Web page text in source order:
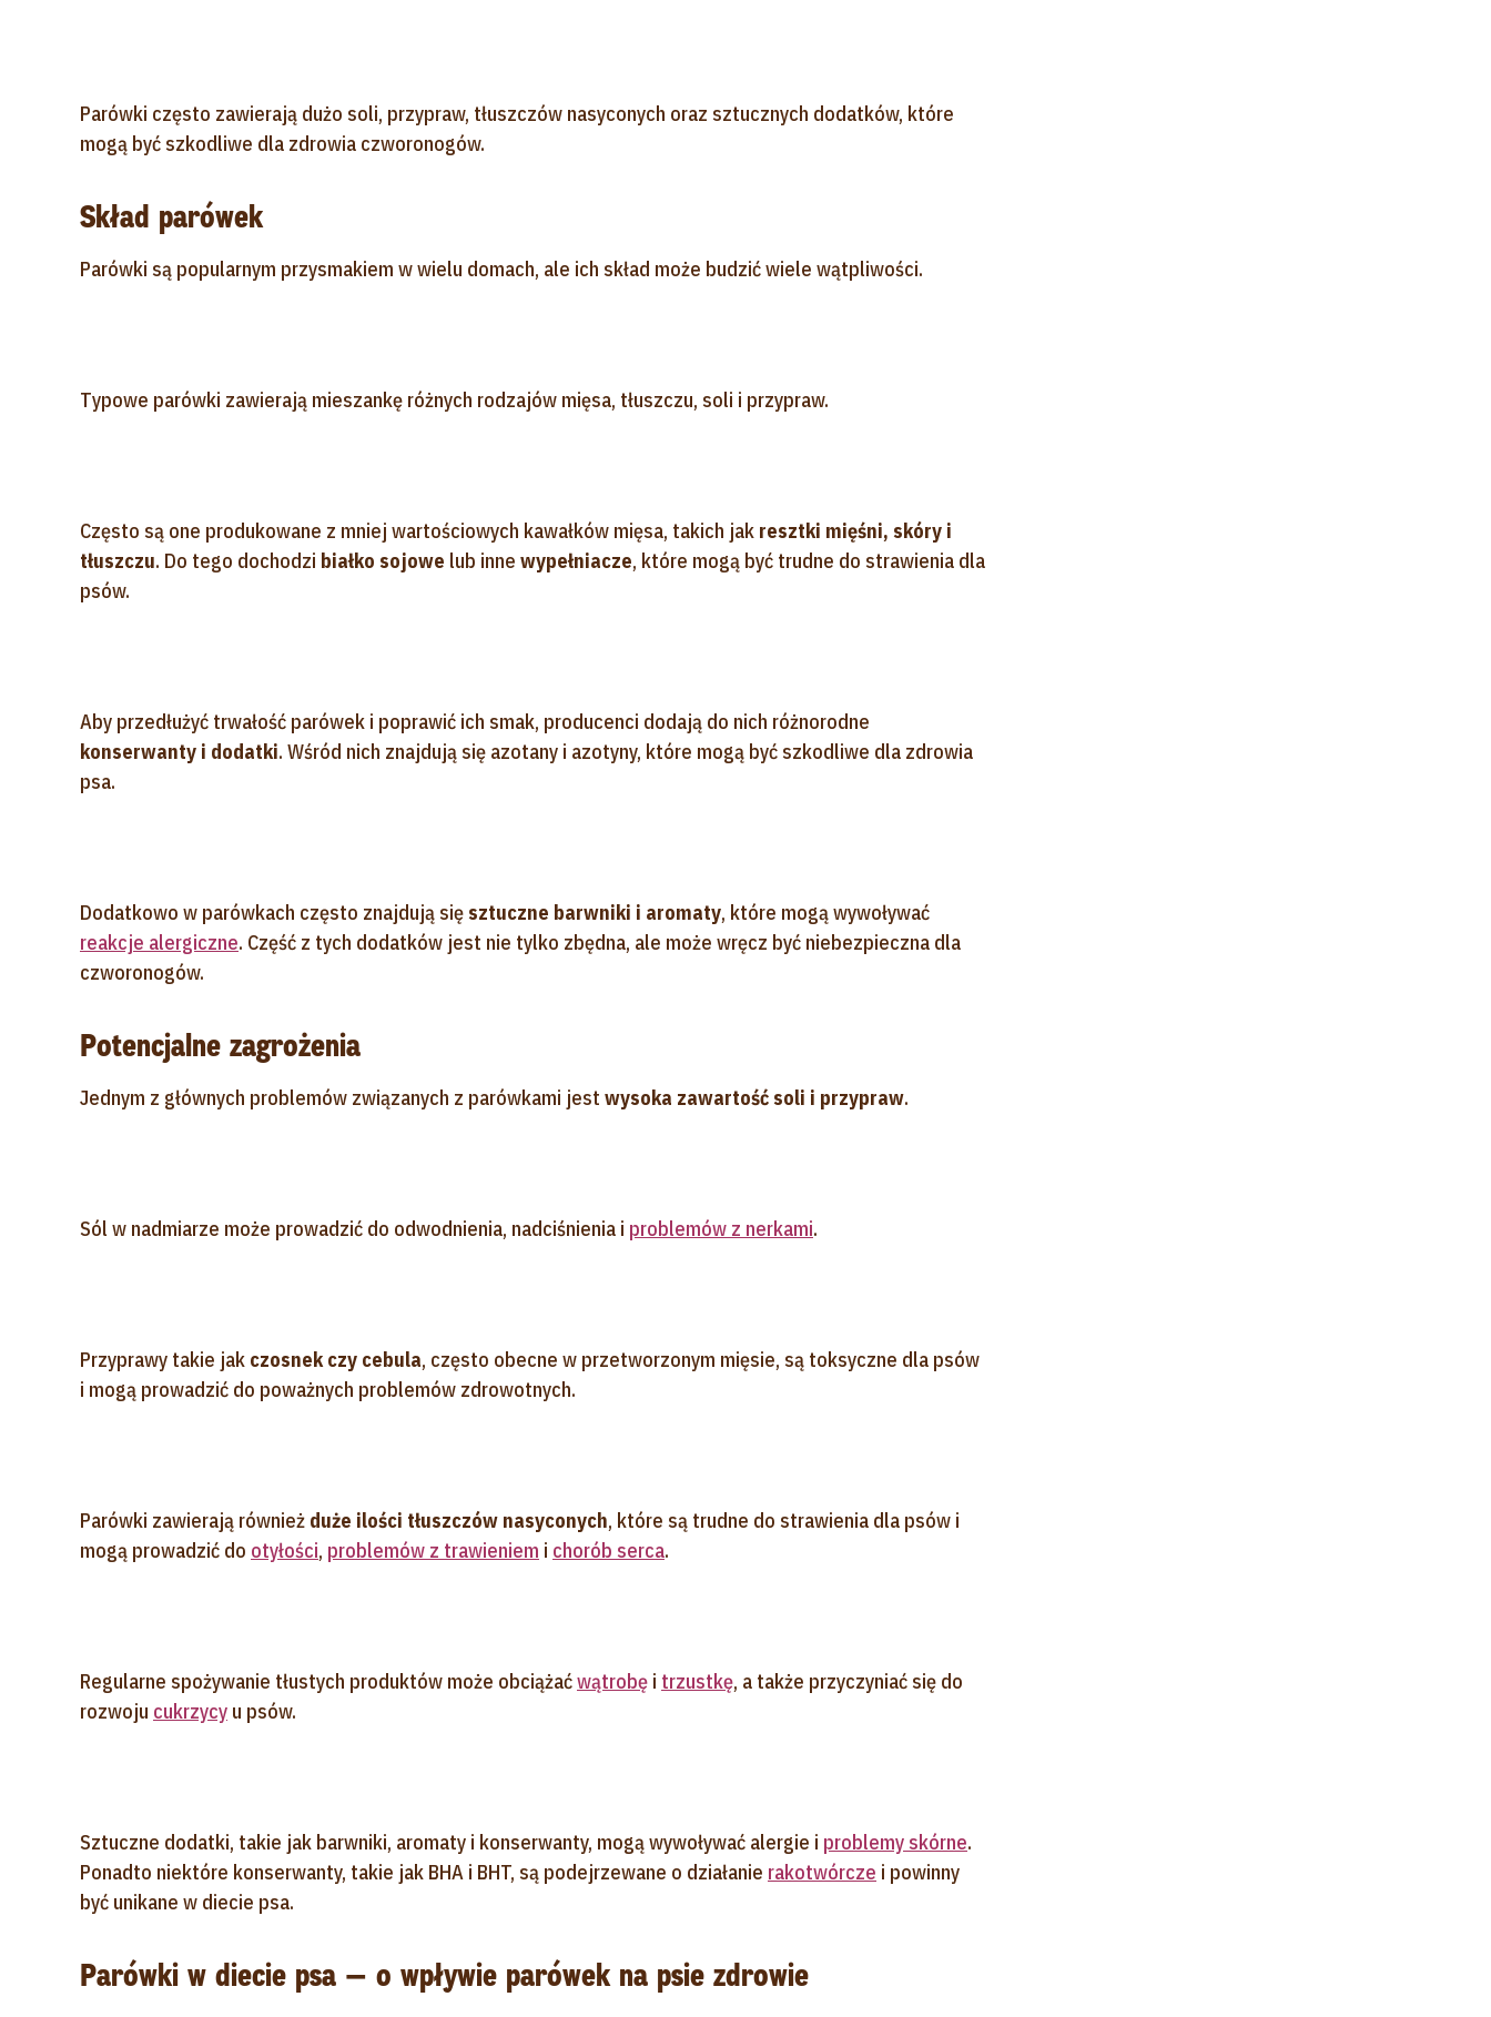
Parówki często zawierają dużo soli, przypraw, tłuszczów nasyconych oraz sztucznych dodatków, które
mogą być szkodliwe dla zdrowia czworonogów.
Skład parówek
Parówki są popularnym przysmakiem w wielu domach, ale ich skład może budzić wiele wątpliwości.
Typowe parówki zawierają mieszankę różnych rodzajów mięsa, tłuszczu, soli i przypraw.
Często są one produkowane z mniej wartościowych kawałków mięsa, takich jak resztki mięśni, skóry i
tłuszczu. Do tego dochodzi białko sojowe lub inne wypełniacze, które mogą być trudne do strawienia dla
psów.
Aby przedłużyć trwałość parówek i poprawić ich smak, producenci dodają do nich różnorodne
konserwanty i dodatki. Wśród nich znajdują się azotany i azotyny, które mogą być szkodliwe dla zdrowia
psa.
Dodatkowo w parówkach często znajdują sięsztuczne barwniki i aromaty, które mogą wywoływać
reakcje alergiczne. Część z tych dodatków jest nie tylko zbędna, ale może wręcz być niebezpieczna dla
czworonogów.
Potencjalne zagrożenia
Jednym z głównych problemów związanych z parówkami jest wysoka zawartość soli i przypraw.
Sól w nadmiarze może prowadzić do odwodnienia, nadciśnienia i problemów z nerkami.
Przyprawy takie jak czosnek czy cebula, często obecne w przetworzonym mięsie, są toksyczne dla psów
i mogą prowadzić do poważnych problemów zdrowotnych.
Parówki zawierają również duże ilości tłuszczów nasyconych, które są trudne do strawienia dla psów i
mogą prowadzić do otyłości, problemów z trawieniem i chorób serca.
Regularne spożywanie tłustych produktów może obciążaćwątrobę i trzustkę, a także przyczyniać się do
rozwoju cukrzycy u psów.
Sztuczne dodatki, takie jak barwniki, aromaty i konserwanty, mogą wywoływać alergie i problemy skórne.
Ponadto niektóre konserwanty, takie jak BHA i BHT, są podejrzewane o działanie rakotwórcze i powinny
być unikane w diecie psa.
Parówki w diecie psa — o wpływie parówek na psie zdrowie